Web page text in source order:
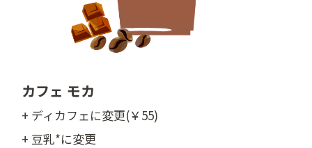
カフェ モカ
+ ディカフェに変更(￥55)
+ 豆乳*に変更